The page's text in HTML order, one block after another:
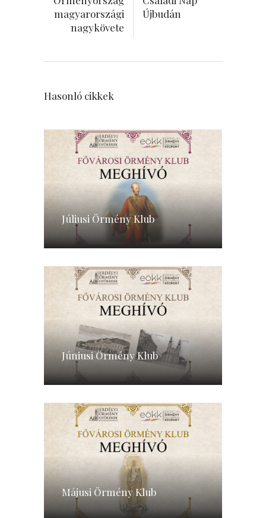
magyarországi
nagykövete
Újbudán
Hasonló cikkek
Júliusi Örmény Klub
Júniusi Örmény Klub
Májusi Örmény Klub